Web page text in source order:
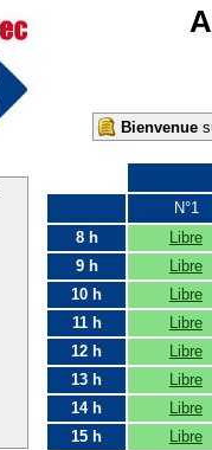
Bienvenue
N°1
8 h
Libre
9 h
Libre
10 h
Libre
11 h
Libre
12 h
Libre
13 h
Libre
14 h
Libre
15 h
Libre